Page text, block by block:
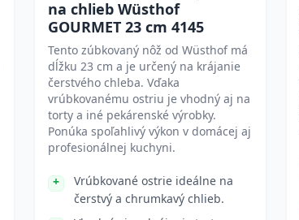
na chlieb Wüsthof
GOURMET 23 cm 4145
Tento zúbkovaný nôž od Wüsthof má
dĺžku 23 cm a je určený na krájanie
čerstvého chleba. Vďaka
vrúbkovanému ostriu je vhodný aj na
torty a iné pekárenské výrobky.
Ponúka spoľahlivý výkon v domácej aj
profesionálnej kuchyni.
Vrúbkované ostrie ideálne na
čerstvý a chrumkavý chlieb.